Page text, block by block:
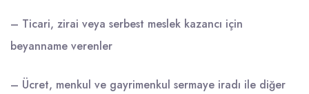
– Ticari, zirai veya serbest meslek kazancı için
beyanname verenler
– Ücret, menkul ve gayrimenkul sermaye iradı ile diğer